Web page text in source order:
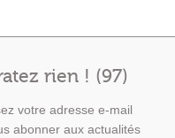
rien ! (97)
votre adresse e-mail
abonner aux actualités